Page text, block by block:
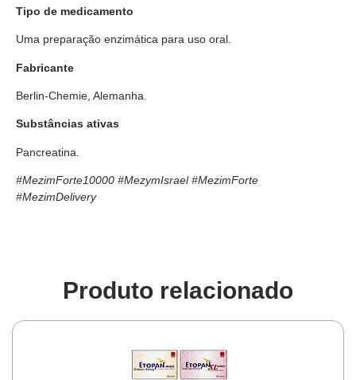
Tipo de medicamento
Uma preparação enzimática para uso oral.
Fabricante
Berlin-Chemie, Alemanha.
Substâncias ativas
Pancreatina.
#MezimForte10000 #MezymIsrael #MezimForte
#MezimDelivery
Produto relacionado